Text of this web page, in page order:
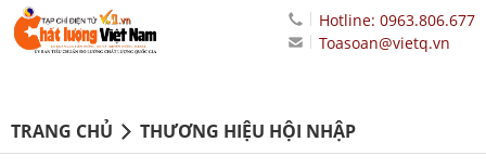
Hotline: 0963.806.677
Toasoan@vietq.vn
TRANG CHỦ THƯƠNG HIỆU HỘI NHẬP